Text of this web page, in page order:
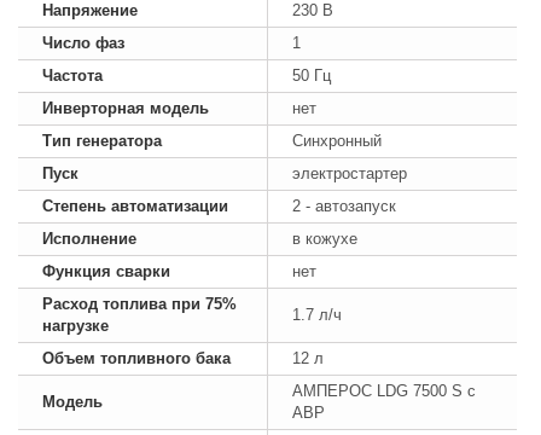
Напряжение
230 В
Число фаз
1
Частота
50 Гц
Инверторная модель
нет
Тип генератора
Синхронный
Пуск
электростартер
Степень автоматизации
2 - автозапуск
Исполнение
в кожухе
Функция сварки
нет
Расход топлива при 75%
нагрузке
1.7 л/ч
Объем топливного бака 12 л
Модель
АМПЕРОС LDG 7500 S с
АВР